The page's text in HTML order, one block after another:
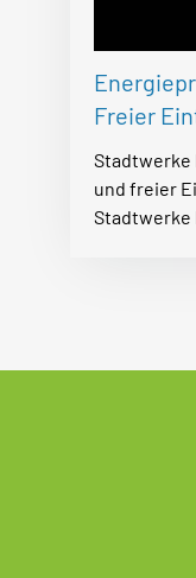
Freier
Stadtwerke
und freier
Stadtwerke